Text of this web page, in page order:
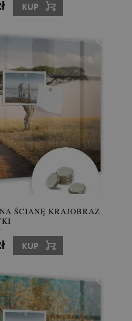
KUP
ŚCIANĘ KRAJOBRAZ
KUP